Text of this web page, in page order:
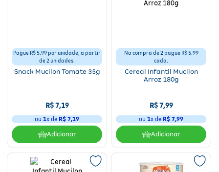
Pague R$ 5.99 por unidade, a partir
de 2 unidades.
Snack Mucilon Tomate 35g
R$7,19
ou 1x de R$ 7,19
Adicionar
Na compra de 2 pague R$ 5.99
cada.
Cereal Infantil Mucilon
Arroz 180g
R$7,99
ou 1x de R$ 7,99
Adicionar